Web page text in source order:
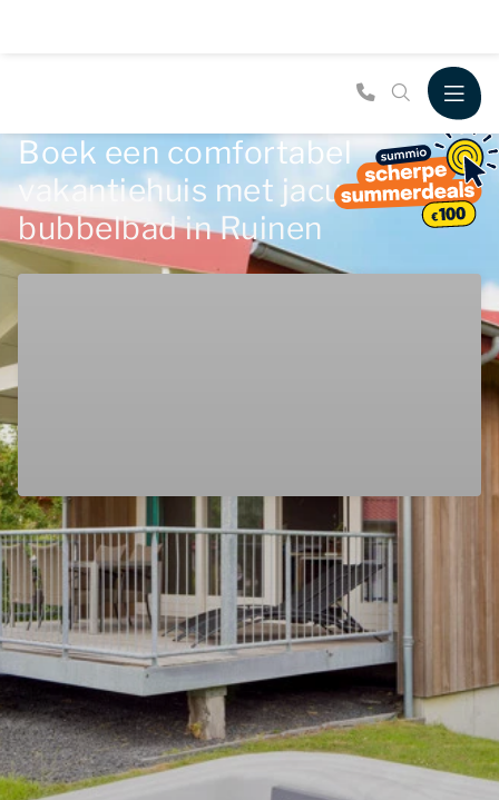
Boek een comfortabel
vakantiehuis met jacuzzi of
bubbelbad in Ruinen